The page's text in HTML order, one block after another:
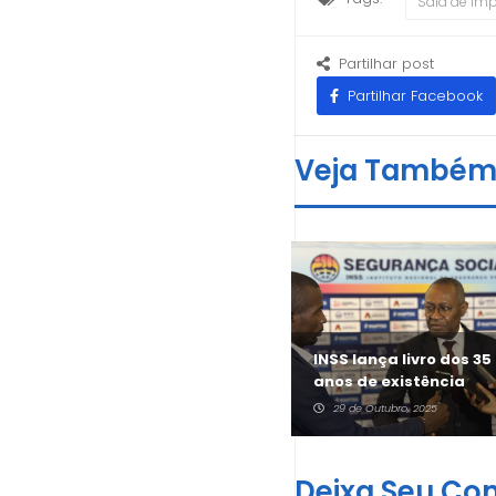
Partilhar post
Partilhar Facebook
Veja Também
INSS lança livro dos 35
anos de existência
29 de Outubro, 2025